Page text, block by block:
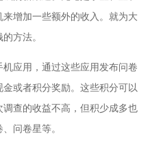
增加一些额外的收入。就为大
方法。
应用，通过这些应用发布问卷
或者积分奖励。这些积分可以
查的收益不高，但积少成多也
问卷星等。